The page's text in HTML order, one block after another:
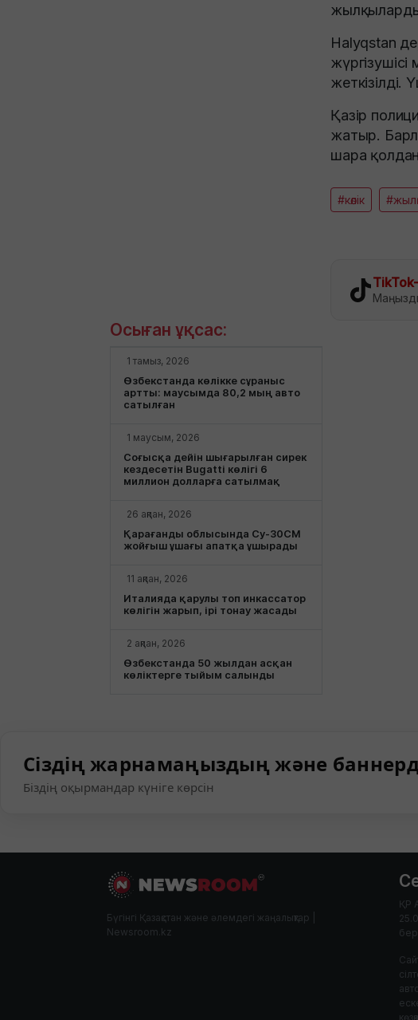
Halyqstan
Қазір
жатыр.
шара
#көлік
Осыған ұқсас:
1 тамыз, 2026
Өзбекстанда көлікке сұраныс
артты: маусымда 80,2 мың авто
сатылған
1 маусым, 2026
Соғысқа дейін шығарылған сирек
кездесетін Bugatti көлігі 6
миллион долларға сатылмақ
26 ақпан, 2026
Қарағанды облысында Су-30СМ
жойғыш ұшағы апатқа ұшырады
11 ақпан, 2026
Италияда қарулы топ инкассатор
көлігін жарып, ірі тонау жасады
2 ақпан, 2026
Өзбекстанда 50 жылдан асқан
көліктерге тыйым салынды
Сіздің жарнамаңыздың және
Біздің оқырмандар күніге көрсін
Бүгінгі Қазақстан және әлемдегі жаңалықтар |
Newsroom.kz
ҚР